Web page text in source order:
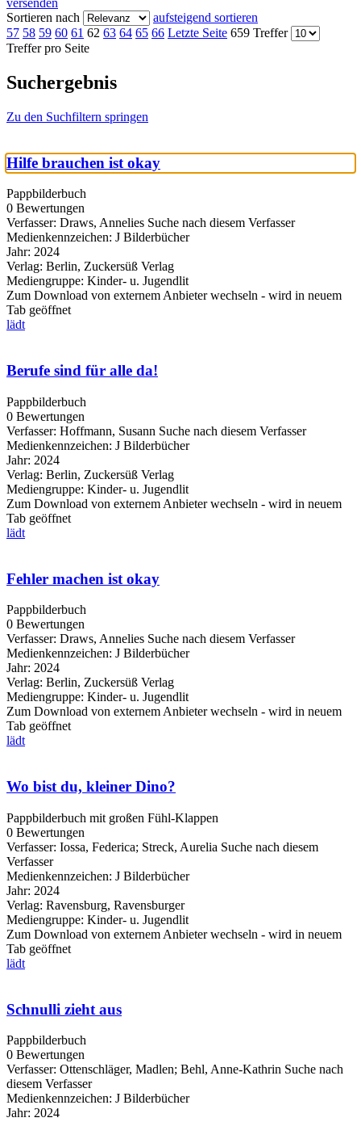
versenden
Sortieren nach
aufsteigend sortieren
57 58 59 60 61 62 63 64 65 66 Letzte Seite 659 Treffer
Treffer pro Seite
Suchergebnis
Zu den Suchfiltern springen
Hilfe brauchen ist okay
Pappbilderbuch
0 Bewertungen
Verfasser: Draws, Annelies Suche nach diesem Verfasser
Medienkennzeichen: J Bilderbücher
Jahr: 2024
Verlag: Berlin, Zuckersüß Verlag
Mediengruppe: Kinder- u. Jugendlit
Zum Download von externem Anbieter wechseln - wird in neuem
Tab geöffnet
lädt
Berufe sind für alle da!
Pappbilderbuch
0 Bewertungen
Verfasser: Hoffmann, Susann Suche nach diesem Verfasser
Medienkennzeichen: J Bilderbücher
Jahr: 2024
Verlag: Berlin, Zuckersüß Verlag
Mediengruppe: Kinder- u. Jugendlit
Zum Download von externem Anbieter wechseln - wird in neuem
Tab geöffnet
lädt
Fehler machen ist okay
Pappbilderbuch
0 Bewertungen
Verfasser: Draws, Annelies Suche nach diesem Verfasser
Medienkennzeichen: J Bilderbücher
Jahr: 2024
Verlag: Berlin, Zuckersüß Verlag
Mediengruppe: Kinder- u. Jugendlit
Zum Download von externem Anbieter wechseln - wird in neuem
Tab geöffnet
lädt
Wo bist du, kleiner Dino?
Pappbilderbuch mit großen Fühl-Klappen
0 Bewertungen
Verfasser: Iossa, Federica; Streck, Aurelia Suche nach diesem
Verfasser
Medienkennzeichen: J Bilderbücher
Jahr: 2024
Verlag: Ravensburg, Ravensburger
Mediengruppe: Kinder- u. Jugendlit
Zum Download von externem Anbieter wechseln - wird in neuem
Tab geöffnet
lädt
Schnulli zieht aus
Pappbilderbuch
0 Bewertungen
Verfasser: Ottenschläger, Madlen; Behl, Anne-Kathrin Suche nach
diesem Verfasser
Medienkennzeichen: J Bilderbücher
Jahr: 2024